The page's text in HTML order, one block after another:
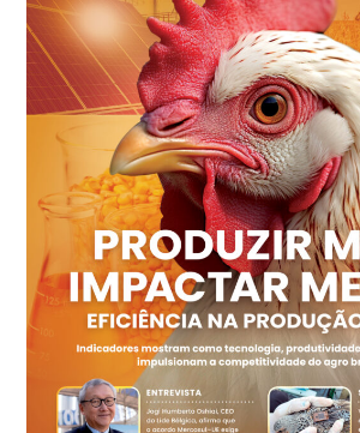
cx
Ovo Vermelho - Regional
Recife (PE)
R$ 158,77
cx